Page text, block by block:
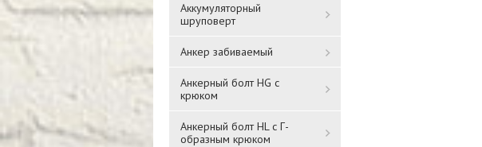
Аккумуляторный
шруповерт
Анкер забиваемый
Анкерный болт HG с
крюком
Анкерный болт HL с Г-
образным крюком